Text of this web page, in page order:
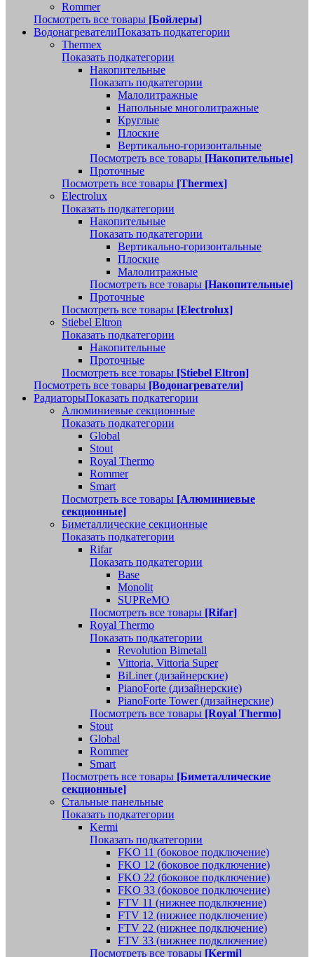
Rommer
Посмотреть все товары [Бойлеры]
ВодонагревателиПоказать подкатегории
Thermex
Показать подкатегории
Накопительные
Показать подкатегории
Малолитражные
Напольные многолитражные
Круглые
Плоские
Вертикально-горизонтальные
Посмотреть все товары [Накопительные]
Проточные
Посмотреть все товары [Thermex]
Electrolux
Показать подкатегории
Накопительные
Показать подкатегории
Вертикально-горизонтальные
Плоские
Малолитражные
Посмотреть все товары [Накопительные]
Проточные
Посмотреть все товары [Electrolux]
Stiebel Eltron
Показать подкатегории
Накопительные
Проточные
Посмотреть все товары [Stiebel Eltron]
Посмотреть все товары [Водонагреватели]
РадиаторыПоказать подкатегории
Алюминиевые секционные
Показать подкатегории
Global
Stout
Royal Thermo
Rommer
Smart
Посмотреть все товары [Алюминиевые
секционные]
Биметаллические секционные
Показать подкатегории
Rifar
Показать подкатегории
Base
Monolit
SUPReMO
Посмотреть все товары [Rifar]
Royal Thermo
Показать подкатегории
Revolution Bimetall
Vittoria, Vittoria Super
BiLiner (дизайнерские)
PianoForte (дизайнерские)
PianoForte Tower (дизайнерские)
Посмотреть все товары [Royal Thermo]
Stout
Global
Rommer
Smart
Посмотреть все товары [Биметаллические
секционные]
Стальные панельные
Показать подкатегории
Kermi
Показать подкатегории
FKO 11 (боковое подключение)
FKO 12 (боковое подключение)
FKO 22 (боковое подключение)
FKO 33 (боковое подключение)
FTV 11 (нижнее подключение)
FTV 12 (нижнее подключение)
FTV 22 (нижнее подключение)
FTV 33 (нижнее подключение)
Посмотреть все товары [Kermi]